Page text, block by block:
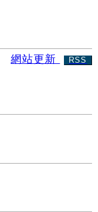
網站更新 RSS